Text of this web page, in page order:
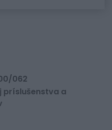
062
príslušenstva a